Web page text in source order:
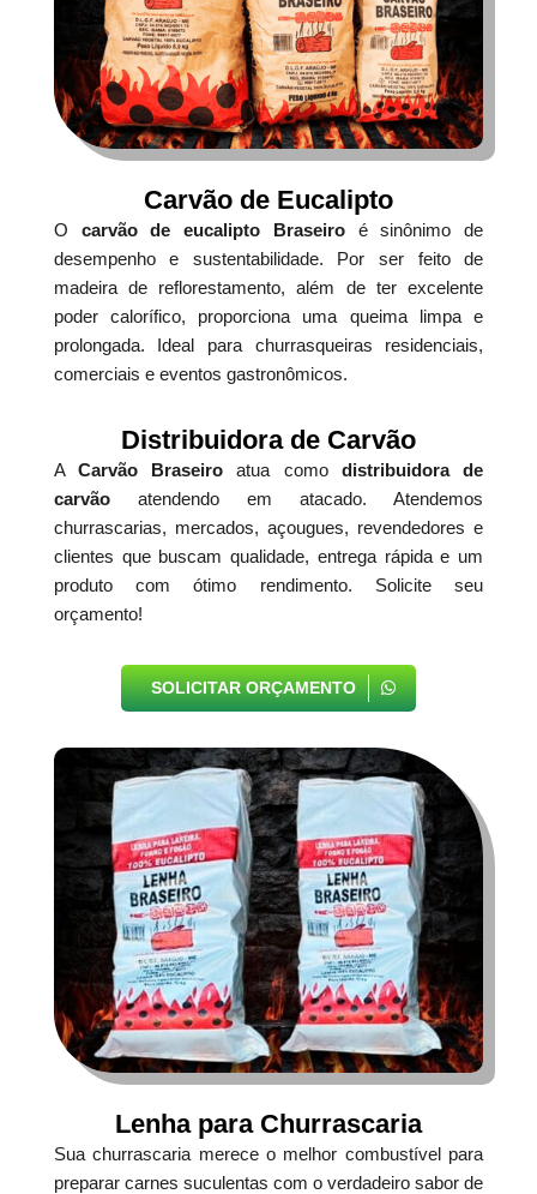
Carvão de Eucalipto
O carvão de eucalipto Braseiroé sinônimo de
desempenho e sustentabilidade. Por ser feito de
madeira de reflorestamento, além de ter excelente
poder calorífico, proporciona uma queima limpa e
prolongada. Ideal para churrasqueiras residenciais,
comerciais e eventos gastronômicos.
Distribuidora de Carvão
ACarvão Braseiro atua como distribuidora de
carvãoatendendo em atacado. Atendemos
churrascarias, mercados, açougues, revendedores e
clientes que buscam qualidade, entrega rápida e um
produto com ótimo rendimento. Solicite seu
orçamento!
SOLICITAR ORÇAMENTO
Lenha para Churrascaria
Sua churrascaria merece o melhor combustível para
preparar carnes suculentas com o verdadeiro sabor de